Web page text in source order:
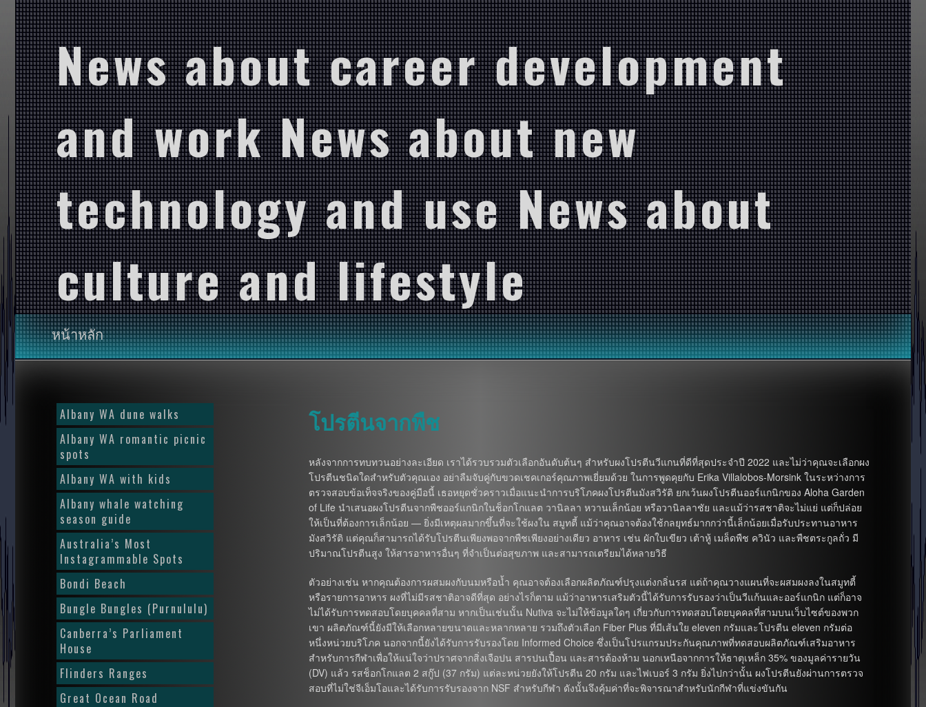
News about career development
and work News about new
technology and use News about
culture and lifestyle
หน้าหลัก
โปรตีนจากพืช
หลังจากการทบทวนอย่างละเอียด เราได้รวบรวมตัวเลือกอันดับต้นๆ สำหรับผงโปรตีนวีแกนที่ดีที่สุดประจำปี 2022 และไม่ว่าคุณจะเลือกผง
โปรตีนชนิดใดสำหรับตัวคุณเอง อย่าลืมจับคู่กับขวดเชคเกอร์คุณภาพเยี่ยมด้วย ในการพูดคุยกับ Erika Villalobos-Morsink ในระหว่างการ
ตรวจสอบข้อเท็จจริงของคู่มือนี้ เธอหยุดชั่วคราวเมื่อแนะนำการบริโภคผงโปรตีนมังสวิรัติ ยกเว้นผงโปรตีนออร์แกนิกของ Aloha Garden
of Life นำเสนอผงโปรตีนจากพืชออร์แกนิกในช็อกโกแลต วานิลลา หวานเล็กน้อย หรือวานิลลาชัย และแม้ว่ารสชาติจะไม่แย่ แต่ก็ปล่อย
ให้เป็นที่ต้องการเล็กน้อย — ยิ่งมีเหตุผลมากขึ้นที่จะใช้ผงใน สมูทตี้ แม้ว่าคุณอาจต้องใช้กลยุทธ์มากกว่านี้เล็กน้อยเมื่อรับประทานอาหาร
มังสวิรัติ แต่คุณก็สามารถได้รับโปรตีนเพียงพอจากพืชเพียงอย่างเดียว อาหาร เช่น ผักใบเขียว เต้าหู้ เมล็ดพืช ควินัว และพืชตระกูลถั่ว มี
ปริมาณโปรตีนสูง ให้สารอาหารอื่นๆ ที่จำเป็นต่อสุขภาพ และสามารถเตรียมได้หลายวิธี
ตัวอย่างเช่น หากคุณต้องการผสมผงกับนมหรือน้ำ คุณอาจต้องเลือกผลิตภัณฑ์ปรุงแต่งกลิ่นรส แต่ถ้าคุณวางแผนที่จะผสมผงลงในสมูทตี้
หรือรายการอาหาร ผงที่ไม่มีรสชาติอาจดีที่สุด อย่างไรก็ตาม แม้ว่าอาหารเสริมตัวนี้ได้รับการรับรองว่าเป็นวีแก้นและออร์แกนิก แต่ก็อาจ
ไม่ได้รับการทดสอบโดยบุคคลที่สาม หากเป็นเช่นนั้น Nutiva จะไม่ให้ข้อมูลใดๆ เกี่ยวกับการทดสอบโดยบุคคลที่สามบนเว็บไซต์ของพวก
เขา ผลิตภัณฑ์นี้ยังมีให้เลือกหลายขนาดและหลากหลาย รวมถึงตัวเลือก Fiber Plus ที่มีเส้นใย eleven กรัมและโปรตีน eleven กรัมต่อ
หนึ่งหน่วยบริโภค นอกจากนี้ยังได้รับการรับรองโดย Informed Choice ซึ่งเป็นโปรแกรมประกันคุณภาพที่ทดสอบผลิตภัณฑ์เสริมอาหาร
สำหรับการกีฬาเพื่อให้แน่ใจว่าปราศจากสิ่งเจือปน สารปนเปื้อน และสารต้องห้าม นอกเหนือจากการให้ธาตุเหล็ก 35% ของมูลค่ารายวัน
(DV) แล้ว รสช็อกโกแลต 2 สกู๊ป (37 กรัม) แต่ละหน่วยยังให้โปรตีน 20 กรัม และไฟเบอร์ 3 กรัม ยิ่งไปกว่านั้น ผงโปรตีนยังผ่านการตรวจ
สอบที่ไม่ใช่จีเอ็มโอและได้รับการรับรองจาก NSF สำหรับกีฬา ดังนั้นจึงคุ้มค่าที่จะพิจารณาสำหรับนักกีฬาที่แข่งขันกัน
Albany WA dune walks
Albany WA romantic picnic
spots
Albany WA with kids
Albany whale watching
season guide
Australia’s Most
Instagrammable Spots
Bondi Beach
Bungle Bungles (Purnululu)
Canberra’s Parliament
House
Flinders Ranges
Great Ocean Road